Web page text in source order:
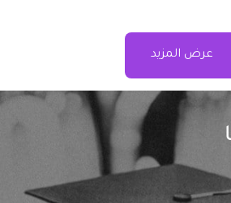
عرض المزيد